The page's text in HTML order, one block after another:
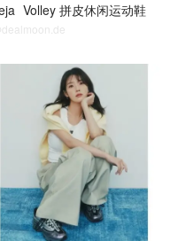
Volley 拼皮休闲运动鞋